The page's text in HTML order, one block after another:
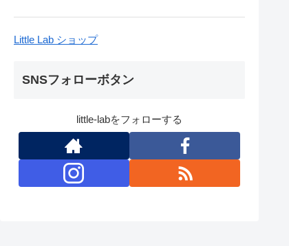
Little Lab ショップ
SNSフォローボタン
little-labをフォローする